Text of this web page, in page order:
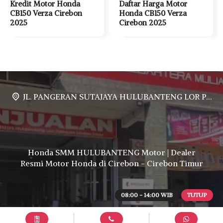
08:00 - 14:00 WIB TUTUP
Kredit Motor Honda
CB150 Verza Cirebon
2025
Daftar Harga Motor
Honda CB150 Verza
Cirebon 2025
JL. PANGERAN SUTAJAYA HULUBANTENG LOR PABUARAN CIREBON TIMUR, Ds. Babakan gebang cirebon Gebang udik cirebon Ciledug cirebon Karang wareng cirebon
Honda SMM HULUBANTENG Motor | Dealer
Resmi Motor Honda di Cirebon - Cirebon Timur